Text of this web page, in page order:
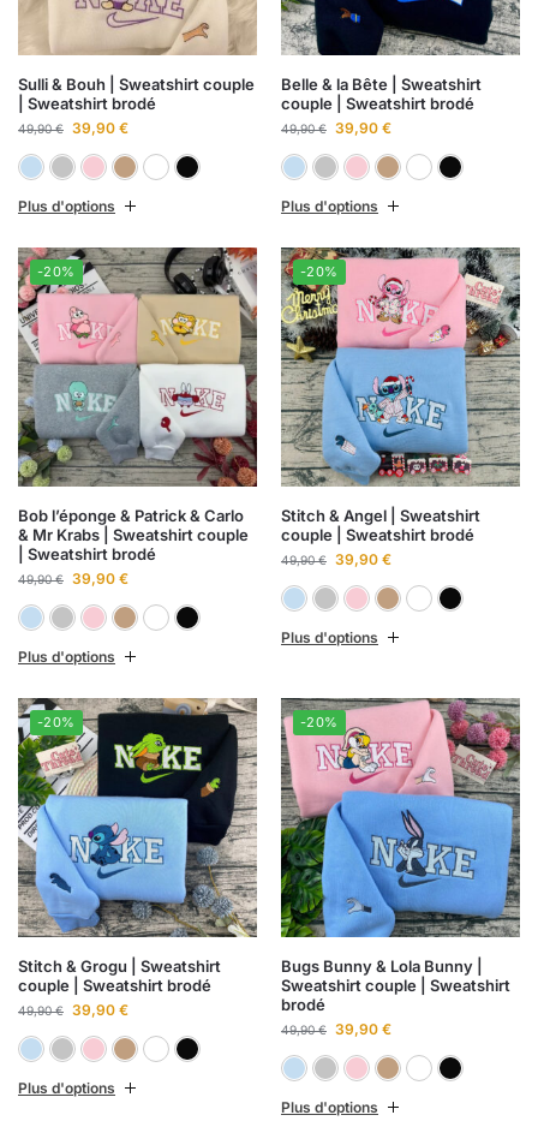
Sulli & Bouh | Sweatshirt couple
| Sweatshirt brodé
49,90€ 39,90 €
Bleu cielGris chiné BlancNoir
Plus d'options
Belle & la Bête | Sweatshirt
couple | Sweatshirt brodé
49,90€ 39,90 €
Bleu cielGris chiné
Plus d'options
-20%
Bob l’éponge & Patrick & Carlo
& Mr Krabs | Sweatshirt couple
| Sweatshirt brodé
49,90€ 39,90 €
Bleu cielGris chiné BlancNoir
Plus d'options
-20%
Stitch & Angel | Sweatshirt
couple | Sweatshirt brodé
49,90€ 39,90 €
Bleu cielGris chiné
Plus d'options
-20%
Stitch & Grogu | Sweatshirt
couple | Sweatshirt brodé
49,90€ 39,90 €
Bleu cielGris chiné
Plus d'options
-20%
Bugs Bunny & Lola Bunny |
Sweatshirt couple | Sweatshirt
brodé
49,90€ 39,90 €
Bleu cielGris chiné
Plus d'options